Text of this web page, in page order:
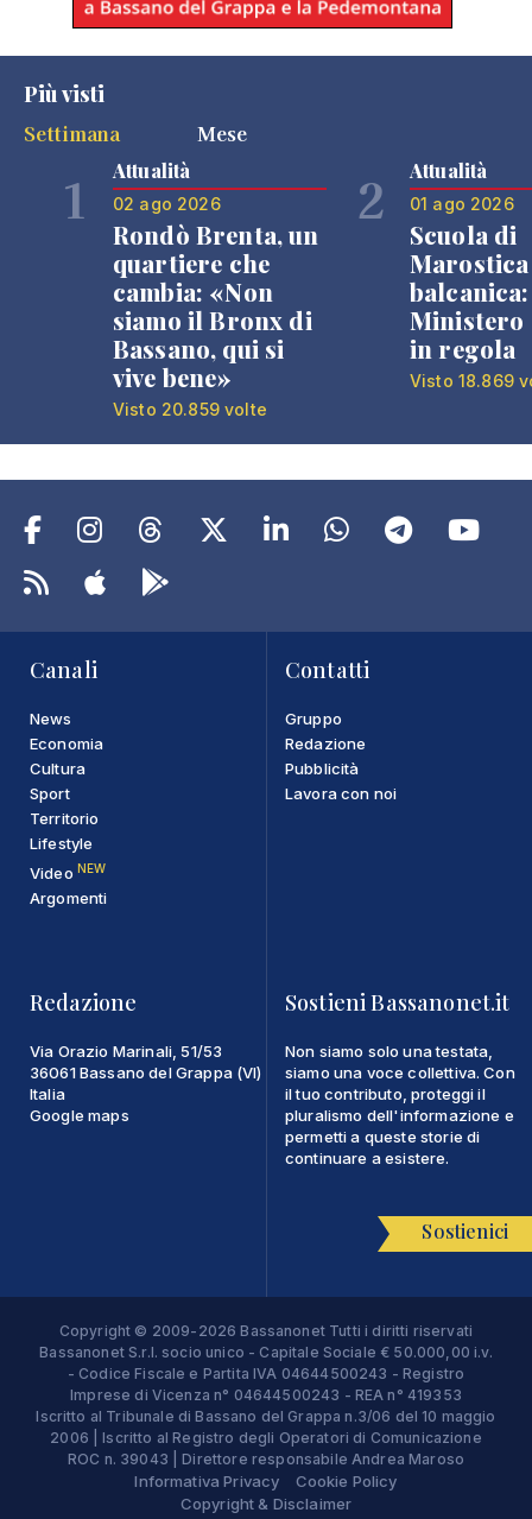
Più visti
Settimana
Mese
1 Attualità
02 ago 2026
Rondò Brenta, un
quartiere che
cambia: «Non
siamo il Bronx di
Bassano, qui si
vive bene»
Visto 20.859 volte
2 Attualità
01 ago 2026
Scuola di
Ministero
in regola
Visto 18.869
Canali
News
Economia
Cultura
Sport
Territorio
Lifestyle
Video NEW
Argomenti
Contatti
Gruppo
Redazione
Pubblicità
Lavora con noi
Redazione
Via Orazio Marinali, 51/53
36061 Bassano del Grappa (VI)
Italia
Google maps
Sostieni Bassanonet.it
Non siamo solo una testata,
siamo una voce collettiva. Con
il tuo contributo, proteggi il
pluralismo dell'informazione e
permetti a queste storie di
continuare a esistere.
Sostienici
Copyright © 2009-2026 Bassanonet Tutti i diritti riservati
Bassanonet S.r.l. socio unico - Capitale Sociale € 50.000,00 i.v.
- Codice Fiscale e Partita IVA 04644500243 - Registro
Imprese di Vicenza n° 04644500243 - REA n° 419353
Iscritto al Tribunale di Bassano del Grappa n.3/06 del 10 maggio
2006 | Iscritto al Registro degli Operatori di Comunicazione
ROC n. 39043 | Direttore responsabile Andrea Maroso
Informativa Privacy
Cookie Policy
Copyright & Disclaimer